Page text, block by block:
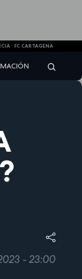
FC CARTAGENA
- 23:00